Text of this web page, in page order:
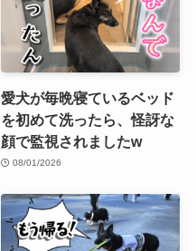
愛犬が毎晩寝ているベッド
を初めて洗ったら、怪訝な
顔で監視されましたw
08/01/2026